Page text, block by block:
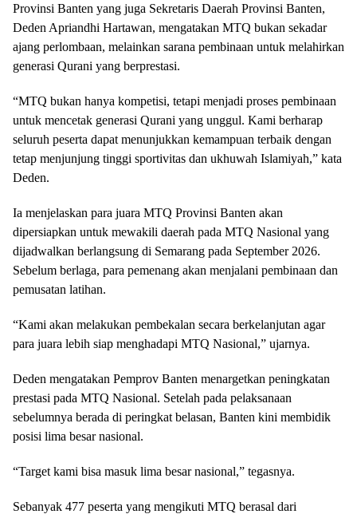
Provinsi Banten yang juga Sekretaris Daerah Provinsi Banten,
Deden Apriandhi Hartawan, mengatakan MTQ bukan sekadar
ajang perlombaan, melainkan sarana pembinaan untuk melahirkan
generasi Qurani yang berprestasi.
“MTQ bukan hanya kompetisi, tetapi menjadi proses pembinaan
untuk mencetak generasi Qurani yang unggul. Kami berharap
seluruh peserta dapat menunjukkan kemampuan terbaik dengan
tetap menjunjung tinggi sportivitas dan ukhuwah Islamiyah,” kata
Deden.
Ia menjelaskan para juara MTQ Provinsi Banten akan
dipersiapkan untuk mewakili daerah pada MTQ Nasional yang
dijadwalkan berlangsung di Semarang pada September 2026.
Sebelum berlaga, para pemenang akan menjalani pembinaan dan
pemusatan latihan.
“Kami akan melakukan pembekalan secara berkelanjutan agar
para juara lebih siap menghadapi MTQ Nasional,” ujarnya.
Deden mengatakan Pemprov Banten menargetkan peningkatan
prestasi pada MTQ Nasional. Setelah pada pelaksanaan
sebelumnya berada di peringkat belasan, Banten kini membidik
posisi lima besar nasional.
“Target kami bisa masuk lima besar nasional,” tegasnya.
Sebanyak 477 peserta yang mengikuti MTQ berasal dari